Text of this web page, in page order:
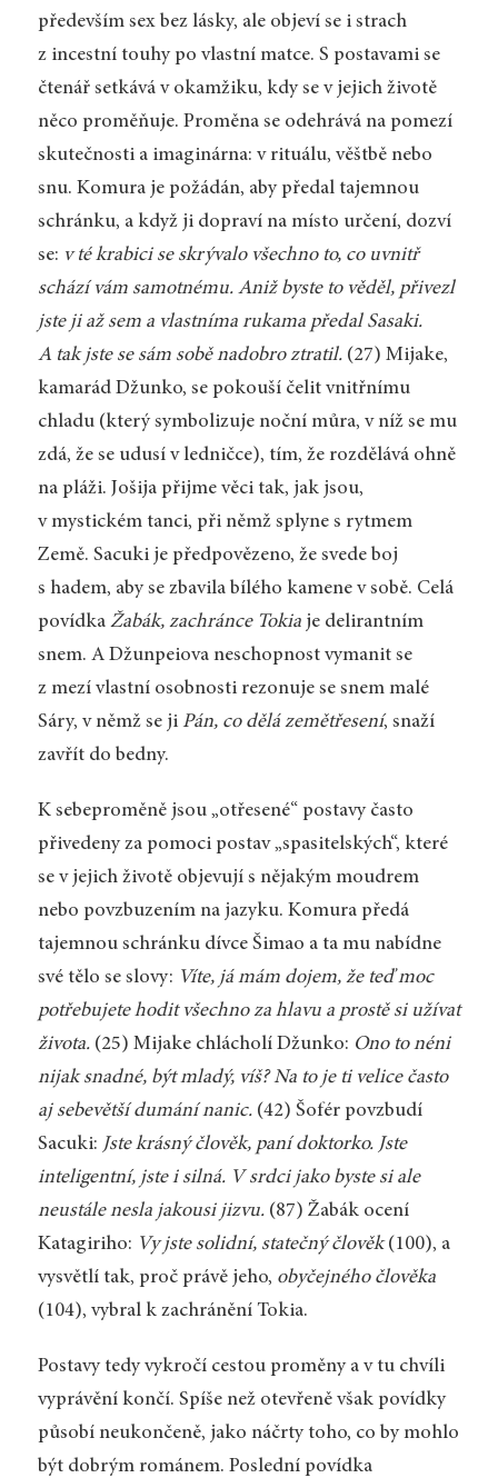
především sex bez lásky, ale objeví se i strach
z incestní touhy po vlastní matce. S postavami se
čtenář setkává v okamžiku, kdy se v jejich životě
něco proměňuje. Proměna se odehrává na pomezí
skutečnosti a imaginárna: v rituálu, věštbě nebo
snu. Komura je požádán, aby předal tajemnou
schránku, a když ji dopraví na místo určení, dozví
se: v té krabici se skrývalo všechno to, co uvnitř
schází vám samotnému. Aniž byste to věděl, přivezl
jste ji až sem a vlastníma rukama předal Sasaki.
A tak jste se sám sobě nadobro ztratil.(27) Mijake,
kamarád Džunko, se pokouší čelit vnitřnímu
chladu (který symbolizuje noční můra, v níž se mu
zdá, že se udusí v ledničce), tím, že rozdělává ohně
na pláži. Jošija přijme věci tak, jak jsou,
v mystickém tanci, při němž splyne s rytmem
Země. Sacuki je předpovězeno, že svede boj
s hadem, aby se zbavila bílého kamene v sobě. Celá
povídka Žabák, zachránce Tokiaje delirantním
snem. A Džunpeiova neschopnost vymanit se
z mezí vlastní osobnosti rezonuje se snem malé
Sáry, v němž se ji Pán, co dělá zemětřesení, snaží
zavřít do bedny.
K sebeproměně jsou „otřesené“ postavy často
přivedeny za pomoci postav „spasitelských“, které
se v jejich životě objevují s nějakým moudrem
nebo povzbuzením na jazyku. Komura předá
tajemnou schránku dívce Šimao a ta mu nabídne
své tělo se slovy: Víte, já mám dojem, že teď moc
potřebujete hodit všechno za hlavu a prostě si užívat
života.(25) Mijake chlácholí Džunko: Ono to néni
nijak snadné, být mladý, víš? Na to je ti velice často
aj sebevětší dumání nanic.(42) Šofér povzbudí
Sacuki: Jste krásný člověk, paní doktorko. Jste
inteligentní, jste i silná. V srdci jako byste si ale
neustále nesla jakousi jizvu.(87) Žabák ocení
Katagiriho: Vy jste solidní, statečný člověk(100), a
vysvětlí tak, proč právě jeho, obyčejného člověka
(104), vybral k zachránění Tokia.
Postavy tedy vykročí cestou proměny a v tu chvíli
vyprávění končí. Spíše než otevřeně však povídky
působí neukončeně, jako náčrty toho, co by mohlo
být dobrým románem. Poslední povídka